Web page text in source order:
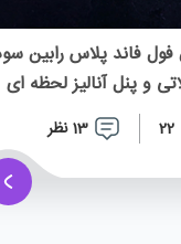
فاند پلاس رابین
و پنل آنالیز لحظه ای
13 نظر